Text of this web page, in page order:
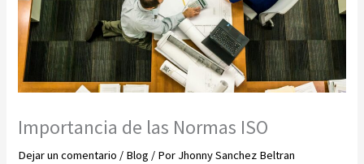
Importancia de las Normas ISO
Dejar un comentario / Blog / Por Jhonny Sanchez Beltran